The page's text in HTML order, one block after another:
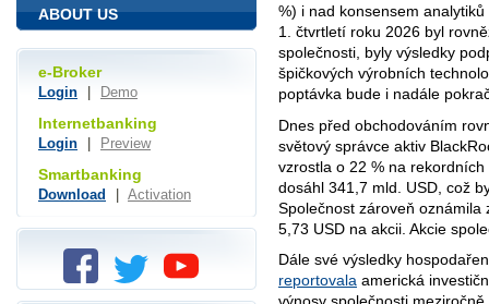
%) i nad konsensem
1. čtvrtletí roku 2026 byl
společnosti, byly výsledky
špičkových výrobních
poptávka bude i nadále
Dnes před obchodováním
světový správce aktiv
vzrostla o 22 % na
dosáhl 341,7 mld. USD, což
Společnost zároveň
5,73 USD na akcii. Akcie
Dále své výsledky
reportovala americká
ABOUT US
e-Broker
Login Demo
Internetbanking
Login Preview
Smartbanking
Download Activation